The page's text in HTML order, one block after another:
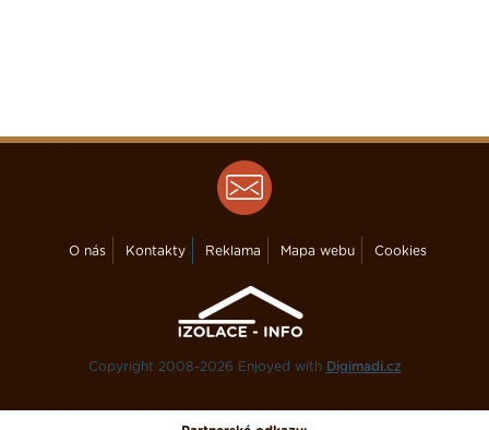
O nás Kontakty Reklama Mapa webu Cookies
Copyright 2008-2026 Enjoyed with Digimadi.cz